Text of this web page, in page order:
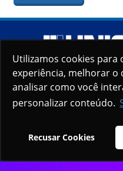
Utilizamos cookies
experiência, melhorar o
analisar como você
personalizar conteúdo.
Recusar Cookies